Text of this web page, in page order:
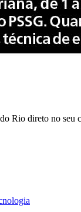
Rio direto no seu